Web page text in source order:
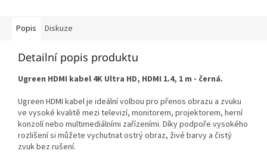
Popis Diskuze
Detailní popis produktu
Ugreen HDMI kabel 4K Ultra HD, HDMI 1.4, 1 m - černá.
Ugreen HDMI kabel je ideální volbou pro přenos obrazu a zvuku
ve vysoké kvalitě mezi televizí, monitorem, projektorem, herní
konzolí nebo multimediálními zařízeními. Díky podpoře vysokého
rozlišení si můžete vychutnat ostrý obraz, živé barvy a čistý
zvuk bez rušení.